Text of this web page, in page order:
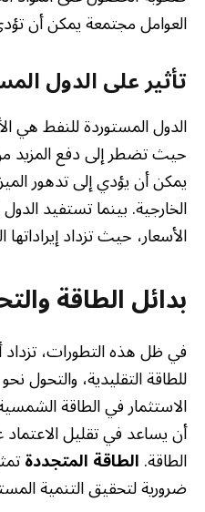
العوامل مجتمعة يمكن أن
تأثير على الدول
الدول المستوردة للنفط هي
حيث تضطر إلى دفع المزيد
يمكن أن يؤدي إلى تدهور
الخارجية. بينما تستفيد
الأسعار، حيث تزداد إيراداتها
بدائل الطاقة
في ظل هذه التطورات،
للطاقة التقليدية، والتحول
الاستثمار في الطاقة
أن يساعد في تقليل
الطاقة.الطاقة المتجددة
ضرورية لتحقيق التنمية